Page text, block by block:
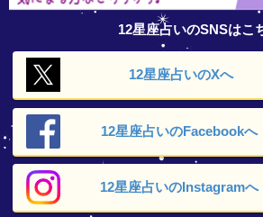
12星座占いのSNSはこ
12星座占いのXへ
12星座占いのFacebookへ
12星座占いのInstagramへ